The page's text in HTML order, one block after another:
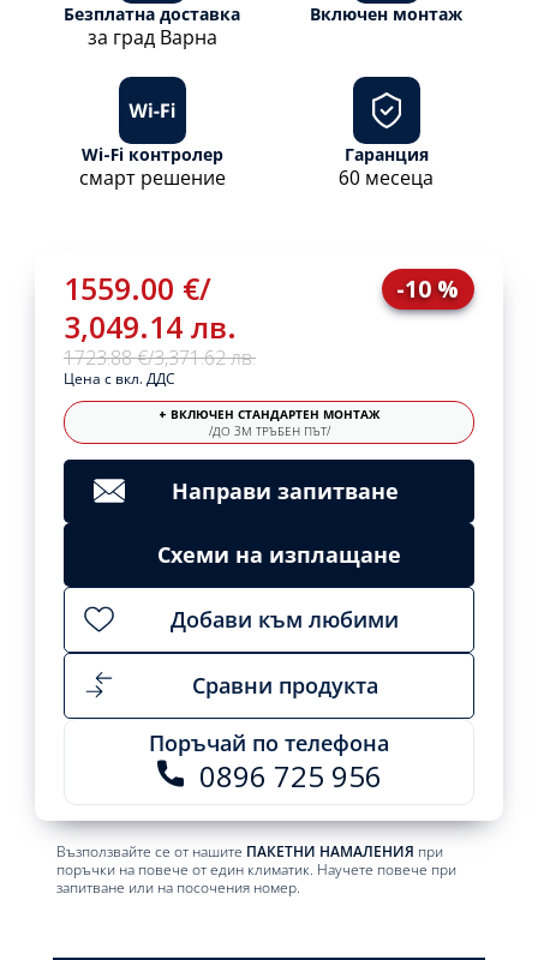
1559.00 €/
3,049.14 лв.
1723.88 €/3,371.62 лв.
-10 %
Цена с вкл. ДДС
+ ВКЛЮЧЕН СТАНДАРТЕН МОНТАЖ
/ДО 3М ТРЪБЕН ПЪТ/
Направи запитване
Схеми на изплащане
Добави към любими
Сравни продукта
Поръчай по телефона
0896 725 956
Възползвайте се от нашите ПАКЕТНИ НАМАЛЕНИЯ при
поръчки на повече от един климатик. Научете повече при
запитване или на посочения номер.
Безплатна доставка
за град Варна
Включен монтаж
Wi-Fi контролер
смарт решение
Гаранция
60 месеца